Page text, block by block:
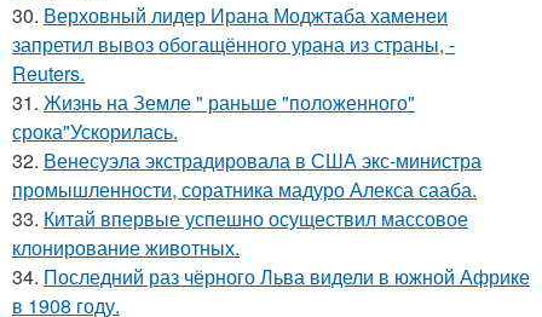
30. Верховный лидер Ирана Моджтаба хаменеи
запретил вывоз обогащённого урана из страны, -
Reuters.
31. Жизнь на Земле " раньше "положенного"
срока"Ускорилась.
32. Венесуэла экстрадировала в США экс-министра
промышленности, соратника мадуро Алекса сааба.
33. Китай впервые успешно осуществил массовое
клонирование животных.
34. Последний раз чёрного Льва видели в южной Африке
в 1908 году.